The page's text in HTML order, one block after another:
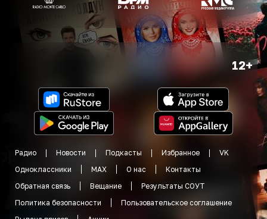
12+
Радио Новости Подкасты Избранное
VK
Одноклассники
MAX О нас
Контакты
Обратная связь
Вещание
Результаты СОУТ
Политика безопасности
Пользовательское соглашение